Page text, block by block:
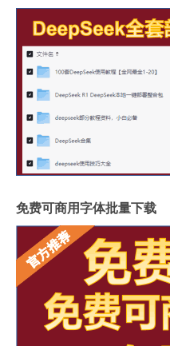
免费可商用字体批量下载